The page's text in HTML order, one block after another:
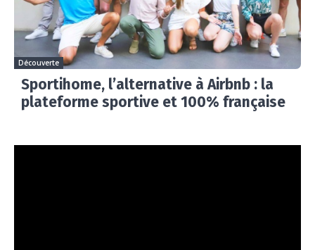
Découverte
Sportihome, l’alternative à Airbnb : la
plateforme sportive et 100% française